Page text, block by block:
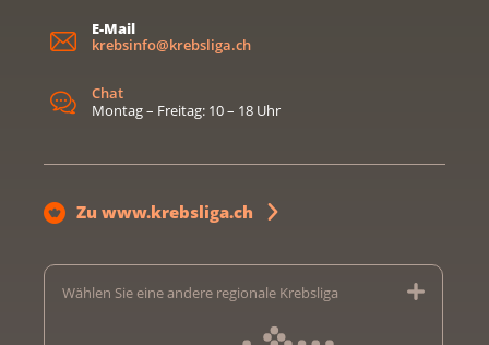
E-Mail
krebsinfo@krebsliga.ch
Chat
Montag – Freitag: 10 – 18 Uhr
Zu www.krebsliga.ch
Wählen Sie eine andere regionale Krebsliga